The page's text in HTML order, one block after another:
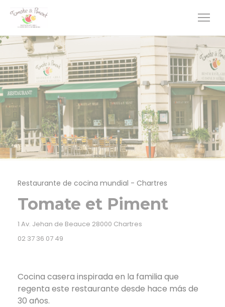
Personalización de sus opciones de cookies
Restaurante de cocina mundial - Chartres
Tomate et Piment
1 Av. Jehan de Beauce 28000 Chartres
02 37 36 07 49
Cocina casera inspirada en la familia que
regenta este restaurante desde hace más de
30 años.